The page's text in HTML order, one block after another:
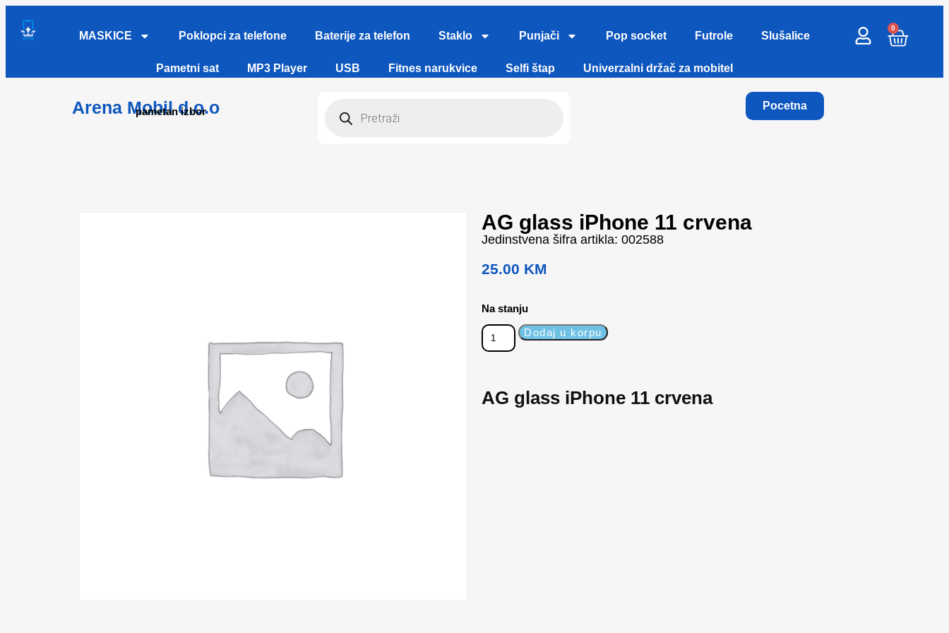
MASKICE Poklopci za telefone Baterije za telefon Staklo Punjači Pop socket Futrole Slušalice
Pametni sat MP3 Player USB Fitnes narukvice Selfi štap Univerzalni držač za mobitel
Arena Mobil d.o.o
pametan izbor Pocetna
0
AG glass iPhone 11 crvena
Jedinstvena šifra artikla: 002588
25.00 KM
Na stanju
Dodaj u korpu
AG glass iPhone 11 crvena